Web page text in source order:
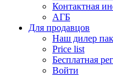
Контактная
АГБ
Для продавцов
Наш дилер
Price list
Бесплатная
Войти